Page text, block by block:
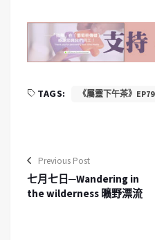
TAGS: 《屬靈下午茶》EP79
Previous Post
七月七日─Wandering in
the wilderness 曠野漂流